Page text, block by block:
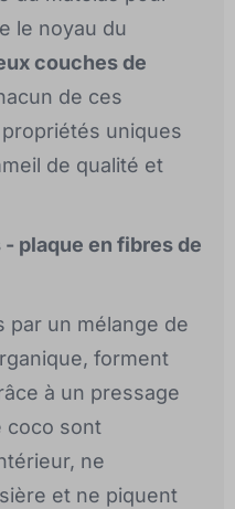
le noyau du
couches de
de ces
uniques
de qualité et
plaque en fibres de
par un mélange de
forment
à un pressage
coco sont
ne
et ne piquent